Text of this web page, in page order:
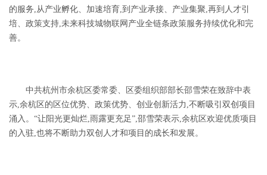
的服务,从产业孵化、加速培育,到产业承接、产业集聚,再到人才引
培、政策支持,未来科技城物联网产业全链条政策服务持续优化和完
善。
中共杭州市余杭区委常委、区委组织部部长邵雪荣在致辞中表
示,余杭区的区位优势、政策优势、创业创新活力,不断吸引双创项目
涌入。 “让阳光更灿烂,雨露更充足”,邵雪荣表示,余杭区欢迎优质项目
的入驻,也将不断助力双创人才和项目的成长和发展。